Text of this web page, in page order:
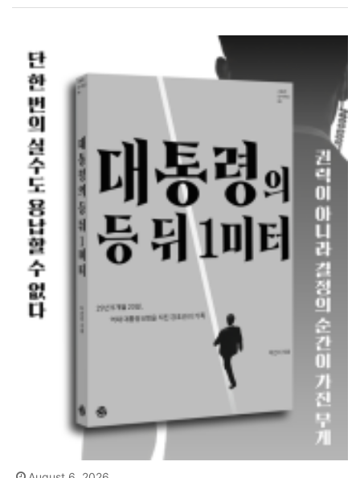
직장인과 청년, 퇴직자들은 휴대전화 시세판에서 좀처럼 눈을 떼지